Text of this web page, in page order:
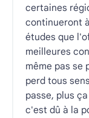
certaines
continueront
études que
meilleures
même pas se
perd tous
passe, plus
c'est dû à la